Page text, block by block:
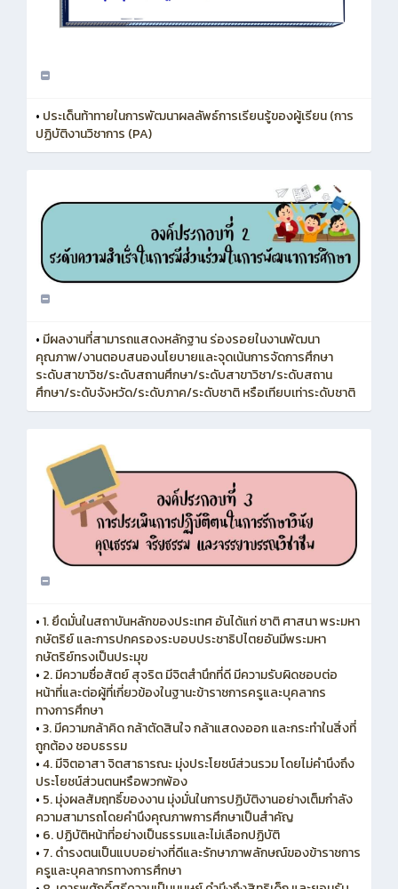
• ประเด็นท้าทายในการพัฒนาผลลัพธ์การเรียนรู้ของผู้เรียน (การ
ปฏิบัติงานวิชาการ (PA)
• มีผลงานที่สามารถแสดงหลักฐาน ร่องรอยในงานพัฒนา
คุณภาพ/งานตอบสนองนโยบายและจุดเน้นการจัดการศึกษา
ระดับสาขาวิช/ระดับสถานศึกษา/ระดับสาขาวิชา/ระดับสถาน
ศึกษา/ระดับจังหวัด/ระดับภาค/ระดับชาติ หรือเทียบเท่าระดับชาติ
•1. ยึดมั่นในสถาบันหลักของประเทศ อันได้แก่ ชาติ ศาสนา พระมหา
กษัตริย์ และการปกครองระบอบประชาธิปไตยอันมีพระมหา
กษัตริย์ทรงเป็นประมุข
• 2. มีความซื่อสัตย์ สุจริต มีจิตสำนึกที่ดี มีความรับผิดชอบต่อ
หน้าที่และต่อผู้ที่เกี่ยวข้องในฐานะข้าราชการครูและบุคลากร
ทางการศึกษา
•3. มีความกล้าคิด กล้าตัดสินใจ กล้าแสดงออก และกระทำในสิ่งที่
ถูกต้อง ชอบธรรม
•4. มีจิตอาสา จิตสาธารณะ มุ่งประโยชน์ส่วนรวม โดยไม่คำนึงถึง
ประโยชน์ส่วนตนหรือพวกพ้อง
• 5. มุ่งผลสัมฤทธิ์ของงาน มุ่งมั่นในการปฏิบัติงานอย่างเต็มกำลัง
ความสามารถโดยคำนึงคุณภาพการศึกษาเป็นสำคัญ
• 6. ปฏิบัติหน้าที่อย่างเป็นธรรมและไม่เลือกปฏิบัติ
• 7. ดำรงตนเป็นแบบอย่างที่ดีและรักษาภาพลักษณ์ของข้าราชการ
ครูและบุคลากรทางการศึกษา